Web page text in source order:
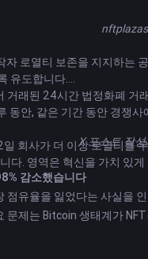
로열티 보존을 지지하
유도합니다.
래된 24시간 법정화폐
안, 같은 기간 동안 경쟁
회사가 더 이상 로열티를
. 영역은 혁신을 가치 있
X포스트작성
감소했습니다
유율을 잃었다는 사실을
문제는 Bitcoin 생태계가
티를 부과하지 않는 마